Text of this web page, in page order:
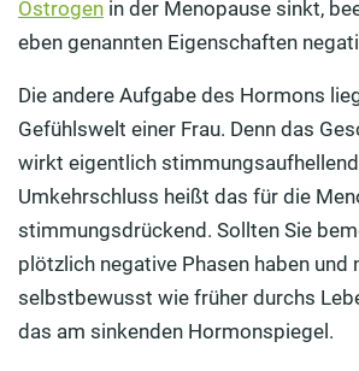
Östrogen in der Menopause sinkt,
eben genannten Eigenschaften
Die andere Aufgabe des Hormons
Gefühlswelt einer Frau. Denn das
wirkt eigentlich
Umkehrschluss heißt das für die
stimmungsdrückend. Sollten Sie
plötzlich negative Phasen haben und
selbstbewusst wie früher durchs
das am sinkenden Hormonspiegel.